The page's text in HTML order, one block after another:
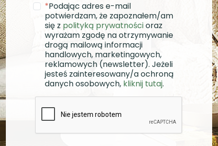
*Podając adres e-mail
potwierdzam, że zapoznałem/am
się z polityką prywatnościoraz
wyrażam zgodę na otrzymywanie
drogą mailową informacji
handlowych, marketingowych,
reklamowych (newsletter). Jeżeli
jesteś zainteresowany/a ochroną
danych osobowych, kliknij tutaj.